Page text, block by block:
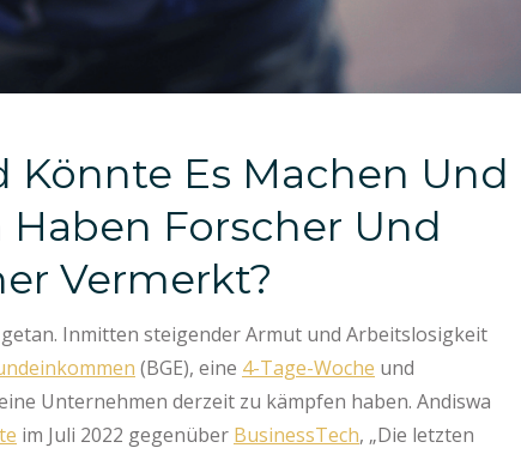
Es Machen Und
Forscher Und
Vermerkt?
Inmitten steigender Armut und Arbeitslosigkeit
(BGE), eine 4-Tage-Woche und
Unternehmen derzeit zu kämpfen haben. Andiswa
im Juli 2022 gegenüber BusinessTech, „Die letzten